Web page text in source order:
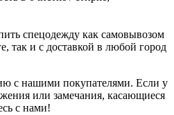
спецодежду как самовывозом
так и с доставкой в любой город
с нашими покупателями. Если у
или замечания, касающиеся
с нами!